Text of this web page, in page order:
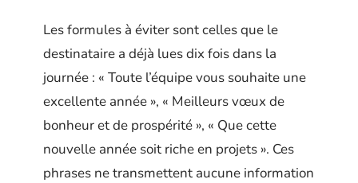
Les formules à éviter sont celles que le
destinataire a déjà lues dix fois dans la
journée : « Toute l’équipe vous souhaite une
excellente année », « Meilleurs vœux de
bonheur et de prospérité », « Que cette
nouvelle année soit riche en projets ». Ces
phrases ne transmettent aucune information